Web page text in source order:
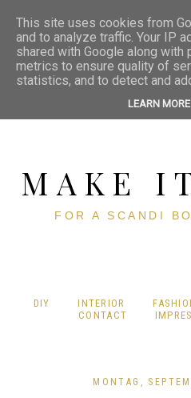
MAKE
FOR A SCANDI
DIY INTERIOR
CONTACT
MONTAG,
This site uses cookies from
and to analyze traffic. Your IP
shared with Google along with
metrics to ensure quality of
statistics, and to detect and
LEARN MORE